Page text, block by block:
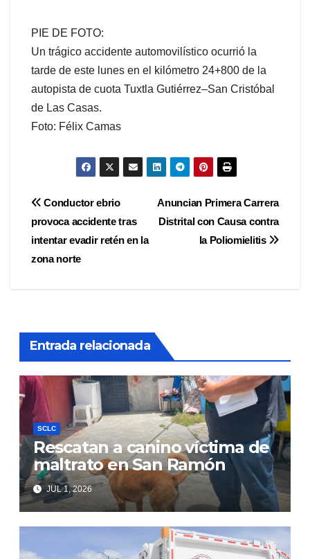
PIE DE FOTO:
Un trágico accidente automovilístico ocurrió la
tarde de este lunes en el kilómetro 24+800 de la
autopista de cuota Tuxtla Gutiérrez–San Cristóbal
de Las Casas.
Foto: Félix Camas
Navegación
de
entradas
Anuncian Primera Carrera
Distrital con Causa contra
la Poliomielitis
Conductor ebrio
provoca accidente tras
intentar evadir retén en la
zona norte
Entrada relacionada
SCLC
Rescatan a canino víctima de
maltrato en San Ramón
JUL 1, 2026